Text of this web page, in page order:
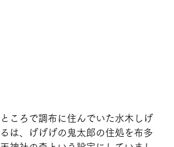
ところで調布に住んでいた水木しげ
るは、げげげの鬼太郎の住処を布多